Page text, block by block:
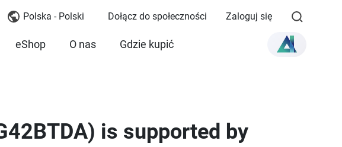
Polska - Polski Dołącz do społeczności Zaloguj się
eShop O nas Gdzie kupić
is supported by